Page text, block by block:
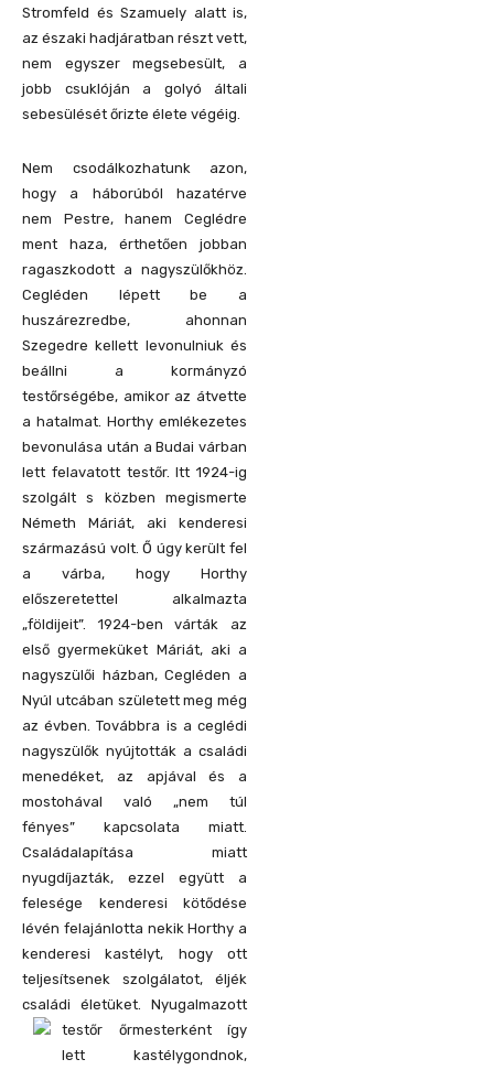
Stromfeld és Szamuely alatt is,
az északi hadjáratban részt vett,
nem egyszer megsebesült, a
jobb csuklóján a golyó általi
sebesülését őrizte élete végéig.
Nem csodálkozhatunk azon,
hogy a háborúból hazatérve
nem Pestre, hanem Ceglédre
ment haza, érthetően jobban
ragaszkodott a nagyszülőkhöz.
Cegléden lépett be a
huszárezredbe, ahonnan
Szegedre kellett levonulniuk és
beállni a kormányzó
testőrségébe, amikor az átvette
a hatalmat. Horthy emlékezetes
bevonulása után a Budai várban
lett felavatott testőr. Itt 1924-ig
szolgált s közben megismerte
Németh Máriát, aki kenderesi
származású volt. Ő úgy került fel
a várba, hogy Horthy
előszeretettel alkalmazta
„földijeit”. 1924-ben várták az
első gyermeküket Máriát, aki a
nagyszülői házban, Cegléden a
Nyúl utcában született meg még
az évben. Továbbra is a ceglédi
nagyszülők nyújtották a családi
menedéket, az apjával és a
mostohával való „nem túl
fényes” kapcsolata miatt.
Családalapítása miatt
nyugdíjazták, ezzel együtt a
felesége kenderesi kötődése
lévén felajánlotta nekik Horthy a
kenderesi kastélyt, hogy ott
teljesítsenek szolgálatot, éljék
családi életüket. Nyugalmazott
testőr őrmesterként így
lett kastélygondnok,